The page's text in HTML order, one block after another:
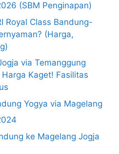
(SBM Penginapan)
Royal Class Bandung-
(Harga,
via Temanggung
Kaget! Fasilitas
Yogya via Magelang
ke Magelang Jogja